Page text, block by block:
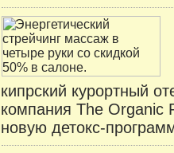
кипрский курортный
компания The Organic
новую детокс-